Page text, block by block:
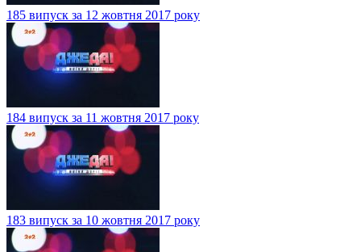
185 випуск за 12 жовтня 2017 року
184 випуск за 11 жовтня 2017 року
183 випуск за 10 жовтня 2017 року